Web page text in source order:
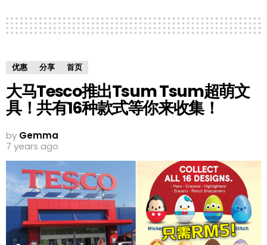
优惠 分享 首页
大马Tesco推出Tsum Tsum超萌文
具！共有16种款式等你来收集！
by Gemma
7 years ago